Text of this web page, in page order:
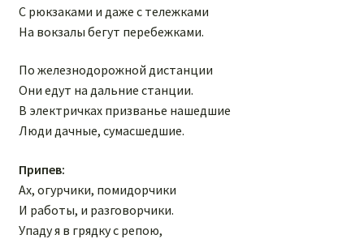
С рюкзаками и даже с тележками
На вокзалы бегут перебежками.
По железнодорожной дистанции
Они едут на дальние станции.
В электричках призванье нашедшие
Люди дачные, сумасшедшие.
Припев:
Ах, огурчики, помидорчики
И работы, и разговорчики.
Упаду я в грядку с репою,